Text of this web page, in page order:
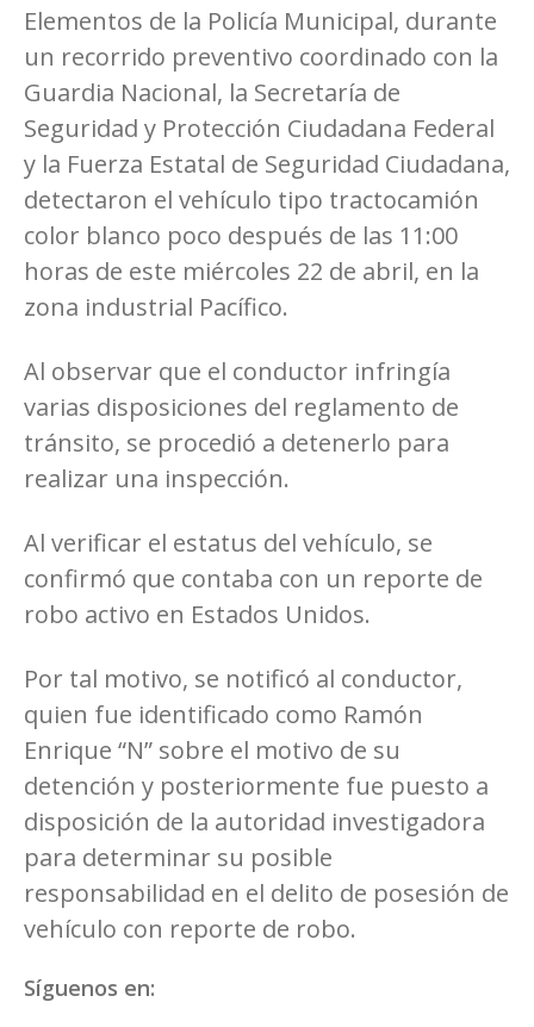
Elementos de la Policía Municipal, durante
un recorrido preventivo coordinado con la
Guardia Nacional, la Secretaría de
Seguridad y Protección Ciudadana Federal
y la Fuerza Estatal de Seguridad Ciudadana,
detectaron el vehículo tipo tractocamión
color blanco poco después de las 11:00
horas de este miércoles 22 de abril, en la
zona industrial Pacífico.
Al observar que el conductor infringía
varias disposiciones del reglamento de
tránsito, se procedió a detenerlo para
realizar una inspección.
Al verificar el estatus del vehículo, se
confirmó que contaba con un reporte de
robo activo en Estados Unidos.
Por tal motivo, se notificó al conductor,
quien fue identificado como Ramón
Enrique “N” sobre el motivo de su
detención y posteriormente fue puesto a
disposición de la autoridad investigadora
para determinar su posible
responsabilidad en el delito de posesión de
vehículo con reporte de robo.
Síguenos en: